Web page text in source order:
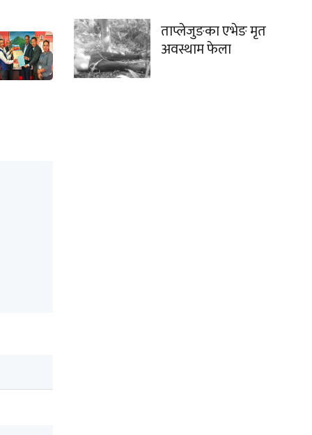
ताप्लेजुङका एभेङ मृत
अवस्थाम फेला